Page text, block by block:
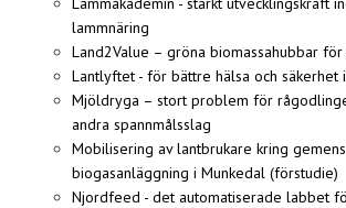
lammnäring
Land2Value – gröna biomassahubbar
Lantlyftet - för bättre hälsa och säkerhet
Mjöldryga – stort problem för
andra spannmålsslag
Mobilisering av lantbrukare kring
biogasanläggning i Munkedal
Njordfeed - det automatiserade labbet